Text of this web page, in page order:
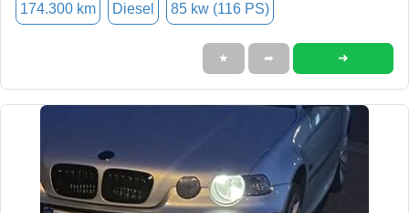
174.300 km Diesel 85 kw (116 PS)
★ ➦ ➜